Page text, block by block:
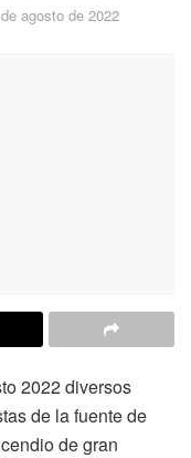
agosto de 2022
2022 diversos
de la fuente de
de gran